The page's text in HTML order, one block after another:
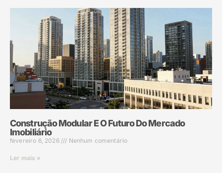
Construção Modular E O Futuro Do Mercado
Imobiliário
fevereiro 6, 2026 Nenhum comentário
Ler mais »